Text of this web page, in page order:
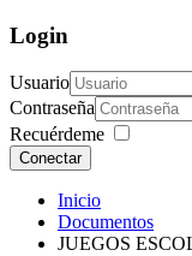
Login
Usuario
Contraseña
Recuérdeme
Conectar
Inicio
Documentos
JUEGOS